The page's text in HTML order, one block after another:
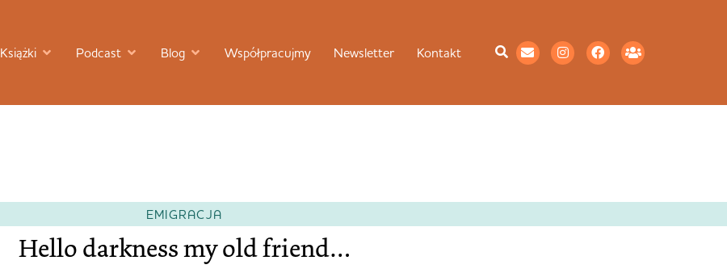
Książki Podcast Blog Współpracujmy Newsletter Kontakt
EMIGRACJA
Hello darkness my old friend…